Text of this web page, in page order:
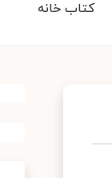
کتاب خانه